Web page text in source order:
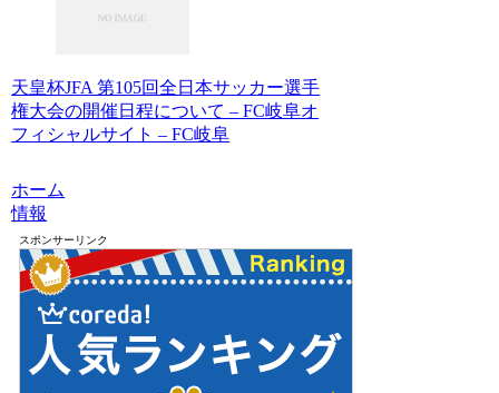
天皇杯JFA 第105回全日本サッカー選手
権大会の開催日程について – FC岐阜オ
フィシャルサイト – FC岐阜
ホーム
情報
スポンサーリンク